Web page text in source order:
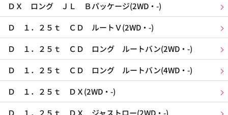
ＤＸ ロング ＪＬ Ｂパッケージ(2WD・-)
Ｄ １．２５ｔ ＣＤ ルートＶ(2WD・-)
Ｄ １．２５ｔ ＣＤ ロング ルートバン(2WD・-)
Ｄ １．２５ｔ ＣＤ ロング ルートバン(4WD・-)
Ｄ １．２５ｔ ＤＸ(2WD・-)
Ｄ １．２５ｔ ＤＸ ジャストロー(2WD・-)